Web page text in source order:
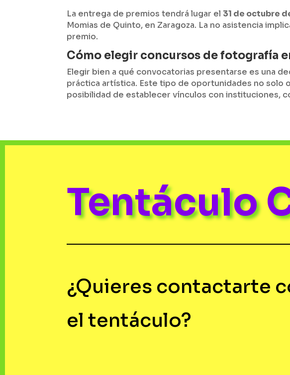
La entrega de premios tendrá lugar el 31 de octubre
Momias de Quinto, en Zaragoza. La no asistencia
premio.
Cómo elegir concursos de fotografía
Elegir bien a qué convocatorias presentarse es una
práctica artística. Este tipo de oportunidades no solo
posibilidad de establecer vínculos con instituciones,
Tentáculo
¿Quieres contactarte
el tentáculo?